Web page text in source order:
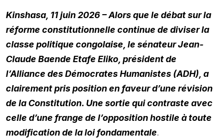
Kinshasa, 11 juin 2026 – Alors que le débat sur la
réforme constitutionnelle continue de diviser la
classe politique congolaise, le sénateur Jean-
Claude Baende Etafe Eliko, président de
l’Alliance des Démocrates Humanistes (ADH), a
clairement pris position en faveur d’une révision
de la Constitution. Une sortie qui contraste avec
celle d’une frange de l’opposition hostile à toute
modification de la loi fondamentale.